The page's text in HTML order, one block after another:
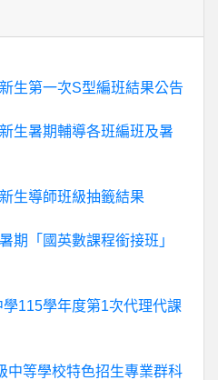
生第一次S型編班結果公告
生暑期輔導各班編班及暑
生導師班級抽籤結果
期「國英數課程銜接班」
115學年度第1次代理代課
中等學校特色招生專業群科